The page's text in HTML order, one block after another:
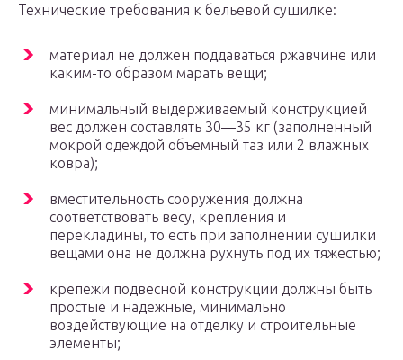
Технические требования к бельевой сушилке:
материал не должен поддаваться ржавчине или
каким-то образом марать вещи;
минимальный выдерживаемый конструкцией
вес должен составлять 30—35 кг (заполненный
мокрой одеждой объемный таз или 2 влажных
ковра);
вместительность сооружения должна
соответствовать весу, крепления и
перекладины, то есть при заполнении сушилки
вещами она не должна рухнуть под их тяжестью;
крепежи подвесной конструкции должны быть
простые и надежные, минимально
воздействующие на отделку и строительные
элементы;